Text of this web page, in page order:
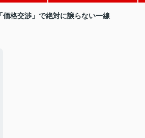
格交渉」で絶対に譲らない一線